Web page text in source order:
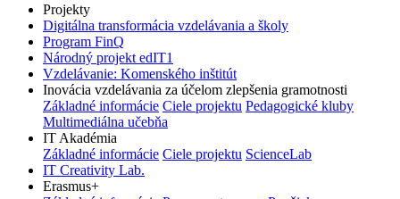
Projekty
Digitálna transformácia vzdelávania a školy
Program FinQ
Národný projekt edIT1
Vzdelávanie: Komenského inštitút
Inovácia vzdelávania za účelom zlepšenia gramotnosti
Základné informácie Ciele projektu Pedagogické kluby
Multimediálna učebňa
IT Akadémia
Základné informácie Ciele projektu ScienceLab
IT Creativity Lab.
Erasmus+